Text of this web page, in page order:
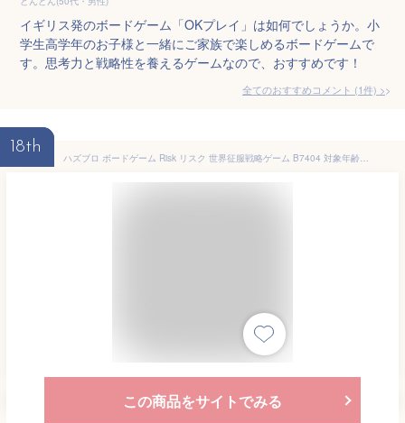
イギリス発のボードゲーム「OKプレイ」は如何でしょうか。小
学生高学年のお子様と一緒にご家族で楽しめるボードゲームで
す。思考力と戦略性を養えるゲームなので、おすすめです！
全てのおすすめコメント (1件) >
18th
ハズブロ ボードゲーム Risk リスク 世界征服戦略ゲーム B7404 対象年齢10歳以上 2人～5人でプレイ可能 日本語版 サイコロ カード テーブルゲーム バトルゲーム おもちゃ 子ども お子様 室内遊び おうち遊び 家族 ファミリートイ クリスマス プレゼント HASBRO 新品 送料無料
この商品をサイトでみる